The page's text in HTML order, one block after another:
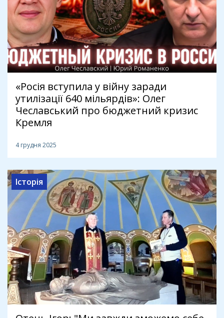
«Росія вступила у війну заради
утилізації 640 мільярдів»: Олег
Чеславський про бюджетний кризис
Кремля
4 грудня 2025
Історія